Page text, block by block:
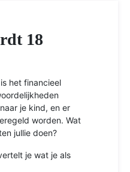
18
het financieel
je kind, en er
worden. Wat
jullie doen?
je wat je als